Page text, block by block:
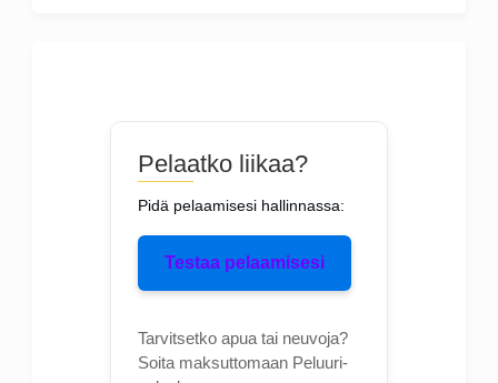
Pelaatko liikaa?
Pidä pelaamisesi hallinnassa:
Testaa pelaamisesi
Tarvitsetko apua tai neuvoja?
Soita maksuttomaan Peluuri-